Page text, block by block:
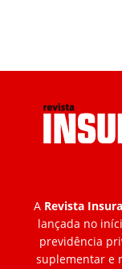
A Revista
lançada no
previdência
suplementar e